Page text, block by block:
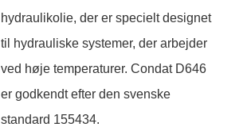
hydraulikolie, der er specielt designet
til hydrauliske systemer, der arbejder
ved høje temperaturer. Condat D646
er godkendt efter den svenske
standard 155434.